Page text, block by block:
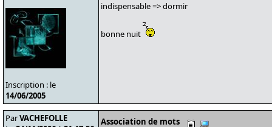
Inscription : le
14/06/2005
indispensable => dormir
bonne nuit
ParVACHEFOLLE
Association de mots